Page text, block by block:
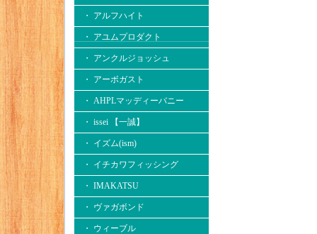
・ アルフハイト
・ アユムプロダクト
・ アンクルジョッシュ
・ アーボガスト
・ AHPLマッディーバニー
・ issei 【一誠】
・ イズム(ism)
・ イチカワフィッシング
・ IMAKATSU
・ ヴァガボンド
・ ウィーブル